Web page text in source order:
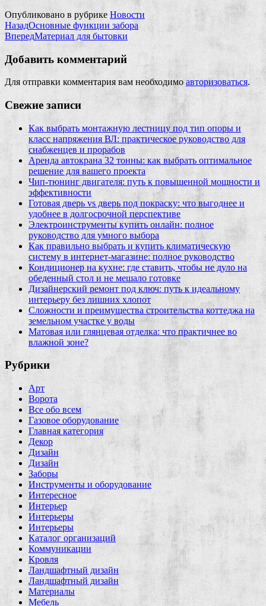
Опубликовано в рубрике Новости
НазадОсновные функции забора
ВпередМатериал для бытовки
Добавить комментарий
Для отправки комментария вам необходимоавторизоваться.
Свежие записи
Как выбрать монтажную лестницу под тип опоры и
класс напряжения ВЛ: практическое руководство для
снабженцев и прорабов
Аренда автокрана 32 тонны: как выбрать оптимальное
решение для вашего проекта
Чип‑тюнинг двигателя: путь к повышенной мощности и
эффективности
Готовая дверь vs дверь под покраску: что выгоднее и
удобнее в долгосрочной перспективе
Электроинструменты купить онлайн: полное
руководство для умного выбора
Как правильно выбрать и купить климатическую
систему в интернет‑магазине: полное руководство
Кондиционер на кухне: где ставить, чтобы не дуло на
обеденный стол и не мешало готовке
Дизайнерский ремонт под ключ: путь к идеальному
интерьеру без лишних хлопот
Сложности и преимущества строительства коттеджа на
земельном участке у воды
Матовая или глянцевая отделка: что практичнее во
влажной зоне?
Рубрики
Арт
Ворота
Все обо всем
Газовое оборудование
Главная категория
Декор
Дизайн
Дизайн
Заборы
Инструменты и оборудование
Интересное
Интерьер
Интерьеры
Интерьеры
Каталог организаций
Коммуникации
Кровля
Ландшафтный дизайн
Ландшафтный дизайн
Материалы
Мебель